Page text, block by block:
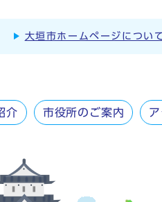
大垣市ホームページについ
介 市役所のご案内